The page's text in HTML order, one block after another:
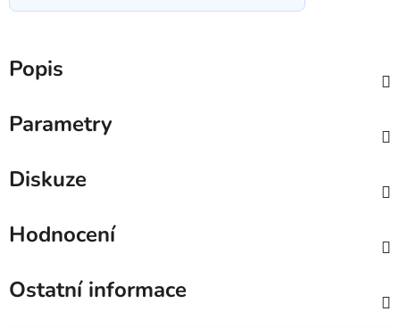
Popis
Parametry
Diskuze
Hodnocení
Ostatní informace